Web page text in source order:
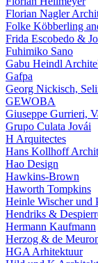
Florian Nagler
Folke Köbberling
Frida Escobedo &
Fuhimiko Sano
Gabu Heindl
Gafpa
Georg Nickisch,
GEWOBA
Giuseppe Gurrieri,
Grupo Culata Jovái
H Arquitectes
Hans Kollhoff
Hao Design
Hawkins-Brown
Haworth Tompkins
Heinle Wischer und
Hendriks &
Hermann Kaufmann
Herzog & de
HGA Arhitektuur